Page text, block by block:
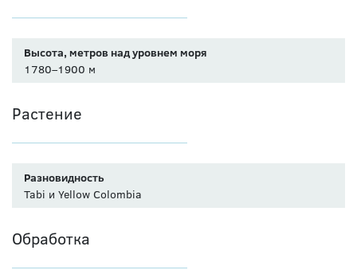
Высота, метров над уровнем моря
1780–1900 м
Растение
Разновидность
Tabi и Yellow Colombia
Обработка